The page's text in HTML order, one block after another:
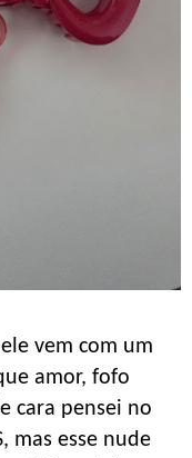
vem com um
amor, fofo
cara pensei no
mas esse nude